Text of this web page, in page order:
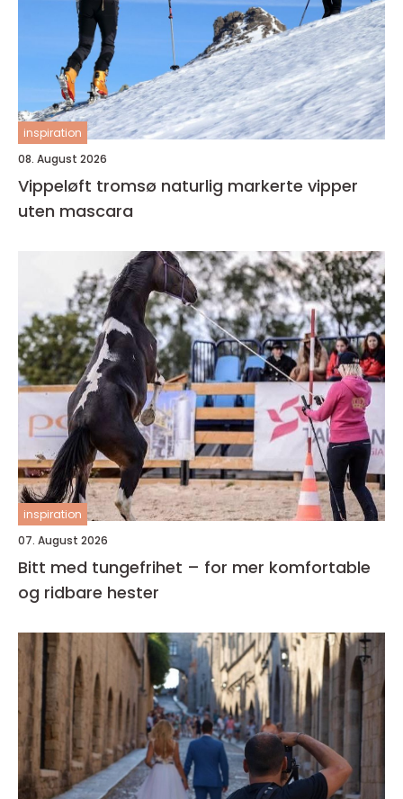
inspiration
08. August 2026
Vippeløft tromsø naturlig markerte vipper
uten mascara
inspiration
07. August 2026
Bitt med tungefrihet – for mer komfortable
og ridbare hester